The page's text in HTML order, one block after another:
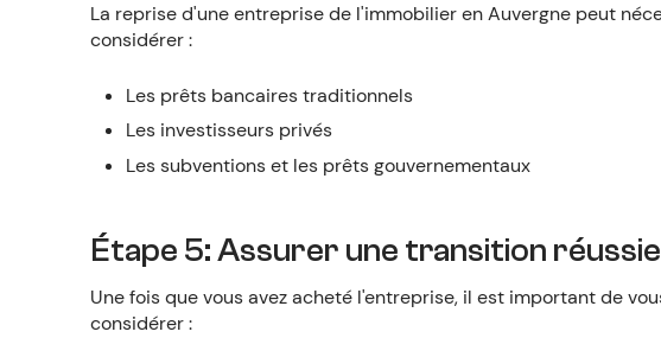
La reprise d'une entreprise de l'immobilier en Auvergne peut
considérer :
Les prêts bancaires traditionnels
Les investisseurs privés
Les subventions et les prêts gouvernementaux
Étape 5: Assurer une transition réussie
Une fois que vous avez acheté l'entreprise, il est important de
considérer :